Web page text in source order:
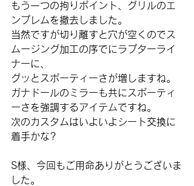
もう一つの拘りポイント、グリルのエ
ンプレムを撤去しました。
当然ですが切り離すと穴が空くのでス
ムージング加工の序でにラプターライ
ナーに、
グッとスポーティーさが増しますね。
ガナドールのミラーも共にスポーティ
ーさを強調するアイテムですね。
次のカスタムはいよいよシート交換に
着手かな?
S様、今回もご用命ありがとうございま
した。